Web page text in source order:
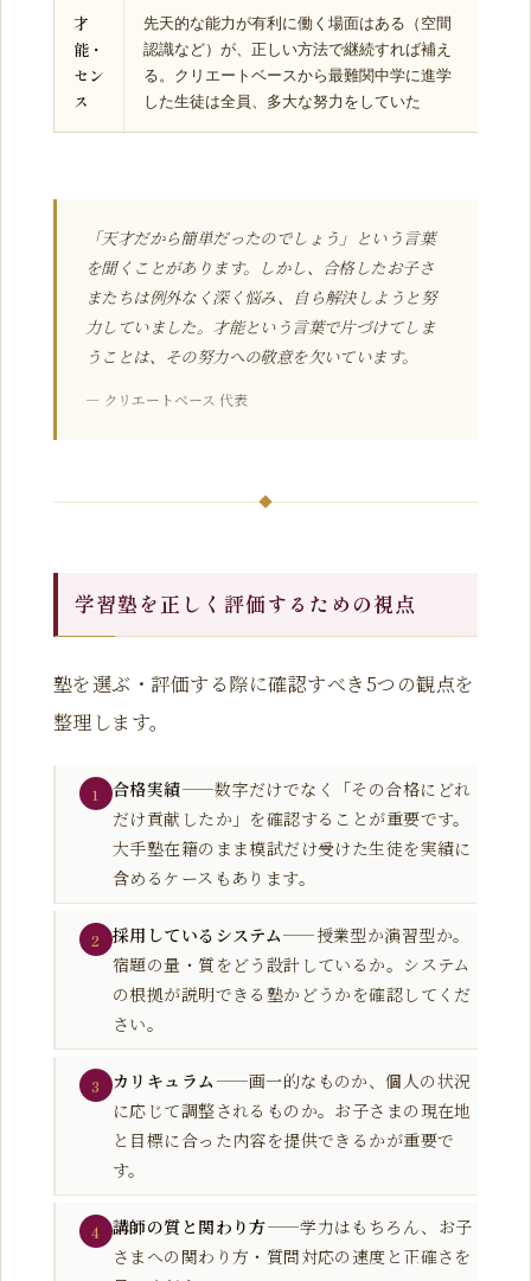
才
能・
セン
ス
先天的な能力が有利に働く場面はある（空間
認識など）が、正しい方法で継続すれば補え
る。クリエートベースから最難関中学に進学
した生徒は全員、多大な努力をしていた
「天才だから簡単だったのでしょう」という言葉
を聞くことがあります。しかし、合格したお子さ
またちは例外なく深く悩み、自ら解決しようと努
力していました。才能という言葉で片づけてしま
うことは、その努力への敬意を欠いています。
— クリエートベース 代表
学習塾を正しく評価するための視点
塾を選ぶ・評価する際に確認すべき5つの観点を
整理します。
1 合格実績——数字だけでなく「その合格にどれ
だけ貢献したか」を確認することが重要です。
大手塾在籍のまま模試だけ受けた生徒を実績に
含めるケースもあります。
2 採用しているシステム——授業型か演習型か。
宿題の量・質をどう設計しているか。システム
の根拠が説明できる塾かどうかを確認してくだ
さい。
3 カリキュラム ——画一的なものか、個人の状況
に応じて調整されるものか。お子さまの現在地
と目標に合った内容を提供できるかが重要で
す。
4 講師の質と関わり方——学力はもちろん、お子
さまへの関わり方・質問対応の速度と正確さを